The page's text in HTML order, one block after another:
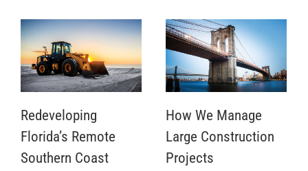
Redeveloping
Florida’s Remote
Southern Coast
How We Manage
Large Construction
Projects